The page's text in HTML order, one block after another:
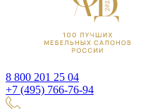
8 800 201 25 04
+7 (495) 766-76-94